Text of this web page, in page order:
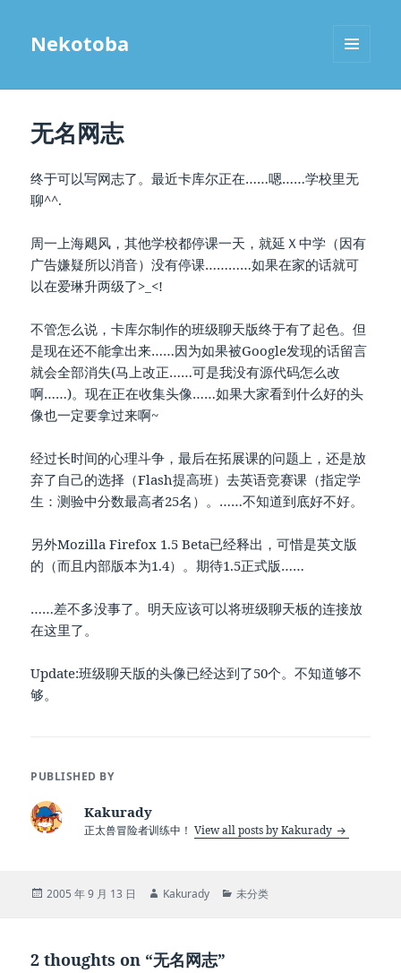
Nekotoba
无名网志
终于可以写网志了。最近卡库尔正在……嗯……学校里无
聊^^.
周一上海飓风，其他学校都停课一天，就延Ｘ中学（因有
广告嫌疑所以消音）没有停课…………如果在家的话就可
以在爱琳升两级了>_<!
不管怎么说，卡库尔制作的班级聊天版终于有了起色。但
是现在还不能拿出来……因为如果被Google发现的话留言
就会全部消失(马上改正……可是我没有源代码怎么改
啊……)。现在正在收集头像……如果大家看到什么好的头
像也一定要拿过来啊~
经过长时间的心理斗争，最后在拓展课的问题上，还是放
弃了自己的选择（Flash提高班）去英语竞赛课（指定学
生：测验中分数最高者25名）。……不知道到底好不好。
另外Mozilla Firefox 1.5 Beta已经释出，可惜是英文版
的（而且内部版本为1.4）。期待1.5正式版……
……差不多没事了。明天应该可以将班级聊天板的连接放
在这里了。
Update:班级聊天版的头像已经达到了50个。不知道够不
够。
PUBLISHED BY
Kakurady
正太兽冒险者训练中！View all posts by Kakurady
Posted
2005 年 9 月 13 日 Author
Kakurady Categories
未分类
2 thoughts on “无名网志”